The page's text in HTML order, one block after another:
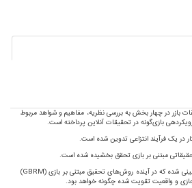
بازر در چهار بخش به بررسی نظریه، مفاهیم و شواهد مربوط
بازی‌گونه در تحقیقات آنلاین پرداخته است.
در یک فرآیند انتزاعی تدوین شده است.
مبتنی بر بازی تحقق بخشیده شده است.
شده که در آینده روش‌های تحقیق مبتنی بر بازی (GBRM
)
و واقعیت تقویت شده چگونه خواهد بود.